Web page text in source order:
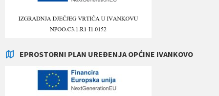
EPROSTORNI PLAN UREĐENJA OPĆINE IVANKOVO